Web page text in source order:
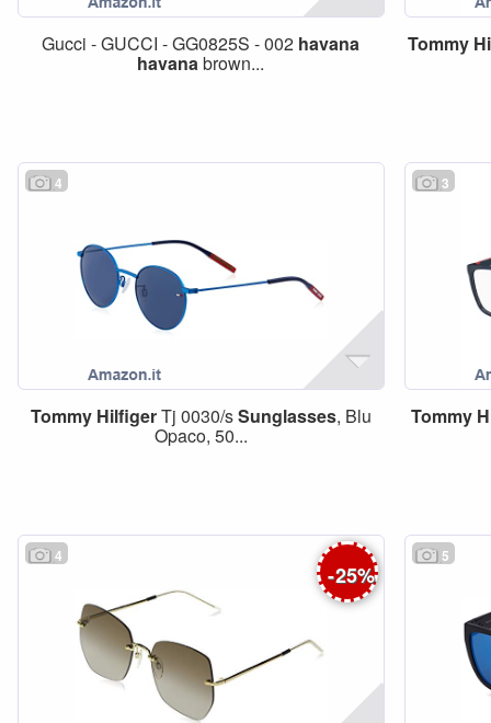
Gucci - GUCCI - GG0825S - 002 havana
havanabrown...
Tommy
4
Tommy HilfigerTj 0030/sSunglasses, Blu
Opaco, 50...
3
Tommy
4
-25%
5